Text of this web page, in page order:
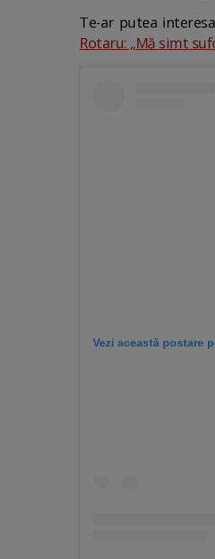
Te-ar putea
Rotaru: „Mă simt
Vezi această postare